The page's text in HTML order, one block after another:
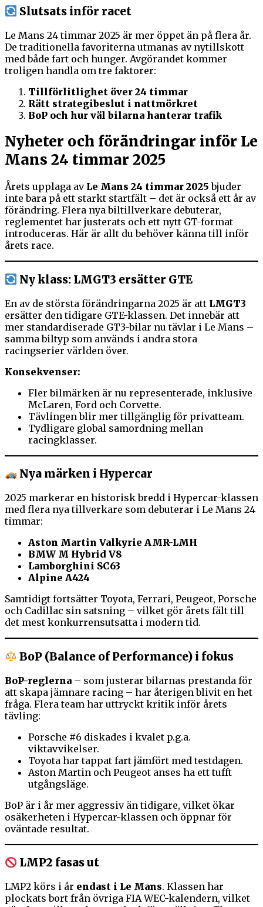
Slutsats inför racet
Le Mans 24 timmar 2025 är mer öppet än på flera år.
De traditionella favoriterna utmanas av nytillskott
med både fart och hunger. Avgörandet kommer
troligen handla om tre faktorer:
Tillförlitlighet över 24 timmar
Rätt strategibeslut i nattmörkret
BoP och hur väl bilarna hanterar trafik
Nyheter och förändringar inför Le
Mans 24 timmar 2025
Årets upplaga av Le Mans 24 timmar 2025 bjuder
inte bara på ett starkt startfält – det är också ett år av
förändring. Flera nya biltillverkare debuterar,
reglementet har justerats och ett nytt GT-format
introduceras. Här är allt du behöver känna till inför
årets race.
Ny klass: LMGT3 ersätter GTE
En av de största förändringarna 2025 är att LMGT3
ersätter den tidigare GTE-klassen. Det innebär att
mer standardiserade GT3-bilar nu tävlar i Le Mans –
samma biltyp som används i andra stora
racingserier världen över.
Konsekvenser:
Fler bilmärken är nu representerade, inklusive
McLaren, Ford och Corvette.
Tävlingen blir mer tillgänglig för privatteam.
Tydligare global samordning mellan
racingklasser.
Nya märken i Hypercar
2025 markerar en historisk bredd i Hypercar-klassen
med flera nya tillverkare som debuterar i Le Mans 24
timmar:
Aston Martin Valkyrie AMR-LMH
BMW M Hybrid V8
Lamborghini SC63
Alpine A424
Samtidigt fortsätter Toyota, Ferrari, Peugeot, Porsche
och Cadillac sin satsning – vilket gör årets fält till
det mest konkurrensutsatta i modern tid.
BoP (Balance of Performance) i fokus
BoP-reglerna – som justerar bilarnas prestanda för
att skapa jämnare racing – har återigen blivit en het
fråga. Flera team har uttryckt kritik inför årets
tävling:
Porsche #6 diskades i kvalet p.g.a.
viktavvikelser.
Toyota har tappat fart jämfört med testdagen.
Aston Martin och Peugeot anses ha ett tufft
utgångsläge.
BoP är i år mer aggressiv än tidigare, vilket ökar
osäkerheten i Hypercar-klassen och öppnar för
oväntade resultat.
LMP2 fasas ut
LMP2 körs i år endast i Le Mans. Klassen har
plockats bort från övriga FIA WEC-kalendern, vilket